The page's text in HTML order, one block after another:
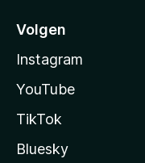
Volgen
Instagram
YouTube
TikTok
Bluesky